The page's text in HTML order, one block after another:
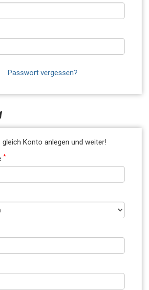
Passwort vergessen?
gleich Konto anlegen und weiter!
*